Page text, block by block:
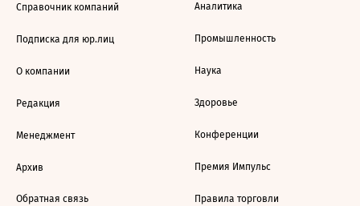
Справочник компаний
Подписка для юр.лиц
О компании
Редакция
Менеджмент
Архив
Обратная связь
Аналитика
Промышленность
Наука
Здоровье
Конференции
Премия Импульс
Правила торговли